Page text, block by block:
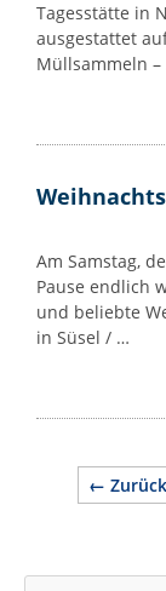
Tagesstätte in
ausgestattet
Müllsammeln
Am Samstag,
Pause endlich
und beliebte
in Süsel / …
← Zurück